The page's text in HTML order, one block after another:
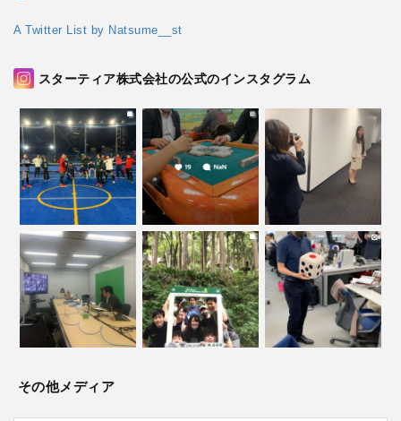
A Twitter List by Natsume__st
スターティア株式会社の公式のインスタグラム
その他メディア